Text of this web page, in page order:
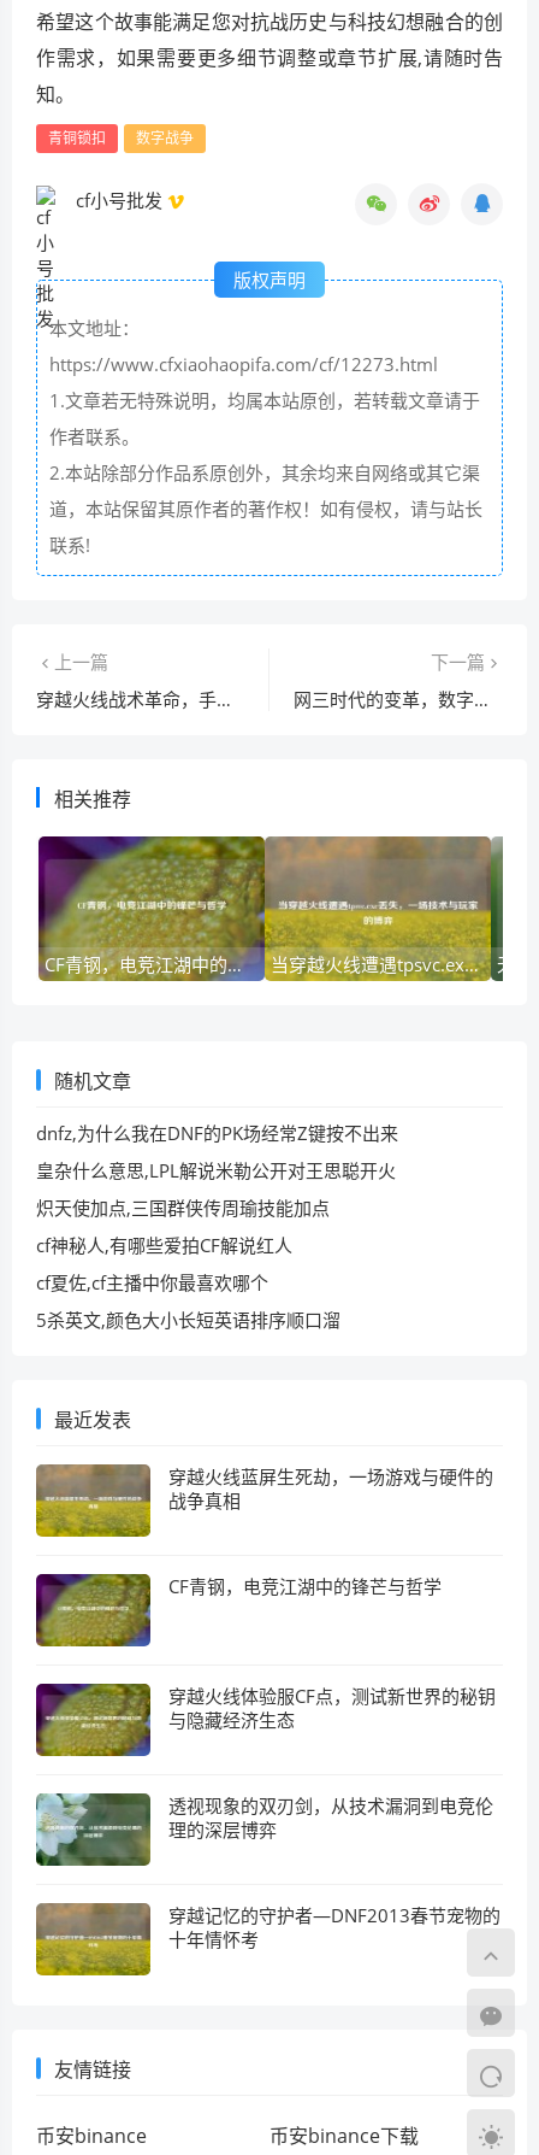
希望这个故事能满足您对抗战历史与科技幻想融合的创
作需求，如果需要更多细节调整或章节扩展,请随时告
知。
青铜锁扣 数字战争
cf小号批发
版权声明
本文地址：
https://www.cfxiaohaopifa.com/cf/12273.html
1.文章若无特殊说明，均属本站原创，若转载文章请于
作者联系。
2.本站除部分作品系原创外，其余均来自网络或其它渠
道，本站保留其原作者的著作权！如有侵权，请与站长
联系!
上一篇
穿越火线战术革命，手雷包的战略价值与实战应用全解析
下一篇
网三时代的变革，数字生态重构下的机遇与挑战
相关推荐
CF青钢，电竞江湖中的锋芒与哲学 当穿越火线遭遇tpsvc.exe丢失，一场技术与玩家的博弈
随机文章
dnfz,为什么我在DNF的PK场经常Z键按不出来
皇杂什么意思,LPL解说米勒公开对王思聪开火
炽天使加点,三国群侠传周瑜技能加点
cf神秘人,有哪些爱拍CF解说红人
cf夏佐,cf主播中你最喜欢哪个
5杀英文,颜色大小长短英语排序顺口溜
最近发表
穿越火线蓝屏生死劫，一场游戏与硬件的
战争真相
CF青钢，电竞江湖中的锋芒与哲学
穿越火线体验服CF点，测试新世界的秘钥
与隐藏经济生态
透视现象的双刃剑，从技术漏洞到电竞伦
理的深层博弈
穿越记忆的守护者—DNF2013春节宠物的
十年情怀考
友情链接
币安binance 币安binance下载